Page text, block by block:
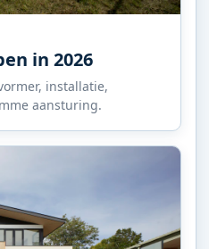
in 2026
installatie,
aansturing.